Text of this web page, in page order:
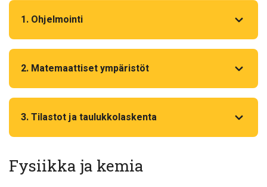
1. Ohjelmointi
2. Matemaattiset ympäristöt
3. Tilastot ja taulukkolaskenta
Fysiikka ja kemia